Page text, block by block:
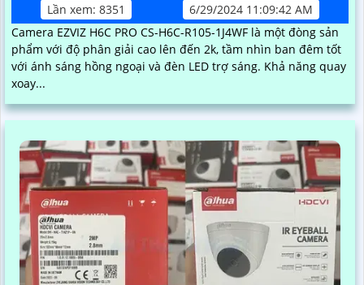
Lần xem: 8351
6/29/2024 11:09:42 AM
Camera EZVIZ H6C PRO CS-H6C-R105-1J4WF là một đòng sản
phẩm với độ phân giải cao lên đến 2k, tầm nhìn ban đêm tốt
với ánh sáng hồng ngoại và đèn LED trợ sáng. Khả năng quay
xoay...